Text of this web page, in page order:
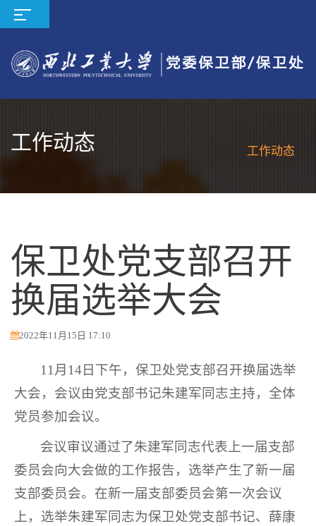
工作动态 工作动态
保卫处党支部召开
换届选举大会
2022年11月15日 17:10
11月14日下午，保卫处党支部召开换届选举
大会，会议由党支部书记朱建军同志主持，全体
党员参加会议。
会议审议通过了朱建军同志代表上一届支部
委员会向大会做的工作报告，选举产生了新一届
支部委员会。在新一届支部委员会第一次会议
上，选举朱建军同志为保卫处党支部书记、薛康